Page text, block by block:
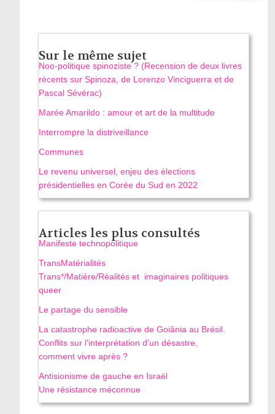
Sur le même sujet
Noo-politique spinoziste ? (Recension de deux livres
récents sur Spinoza, de Lorenzo Vinciguerra et de
Pascal Sévérac)
Marée Amarildo : amour et art de la multitude
Interrompre la distriveillance
Communes
Le revenu universel, enjeu des élections
présidentielles en Corée du Sud en 2022
Articles les plus consultés
Manifeste technopolitique
TransMatérialités
Trans*/Matière/Réalités et imaginaires politiques
queer
Le partage du sensible
La catastrophe radioactive de Goiânia au Brésil.
Conflits sur l’interprétation d’un désastre,
comment vivre après ?
Antisionisme de gauche en Israël
Une résistance méconnue